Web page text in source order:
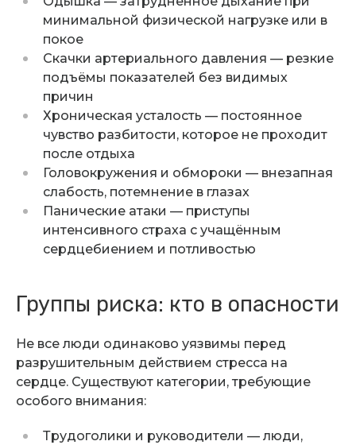
минимальной физической нагрузке или в
покое
Скачки артериального давления — резкие
подъёмы показателей без видимых
причин
Хроническая усталость — постоянное
чувство разбитости, которое не проходит
после отдыха
Головокружения и обмороки — внезапная
слабость, потемнение в глазах
Панические атаки — приступы
интенсивного страха с учащённым
сердцебиением и потливостью
Группы риска: кто в опасности
Не все люди одинаково уязвимы перед
разрушительным действием стресса на
сердце. Существуют категории, требующие
особого внимания:
Трудоголики и руководители — люди,